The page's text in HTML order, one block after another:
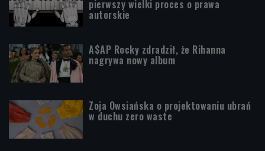
pierwszy wielki proces o prawa
autorskie
A$AP Rocky zdradził, że Rihanna
nagrywa nowy album
Zoja Owsiańska o projektowaniu ubrań
w duchu zero waste